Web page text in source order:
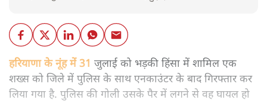
हरियाणा के नूंह में 31 जुलाई को भड़की हिंसा में शामिल एक
शख्स को जिले में पुलिस के साथ एनकाउंटर के बाद गिरफ्तार कर
लिया गया है. पुलिस की गोली उसके पैर में लगने से वह घायल हो